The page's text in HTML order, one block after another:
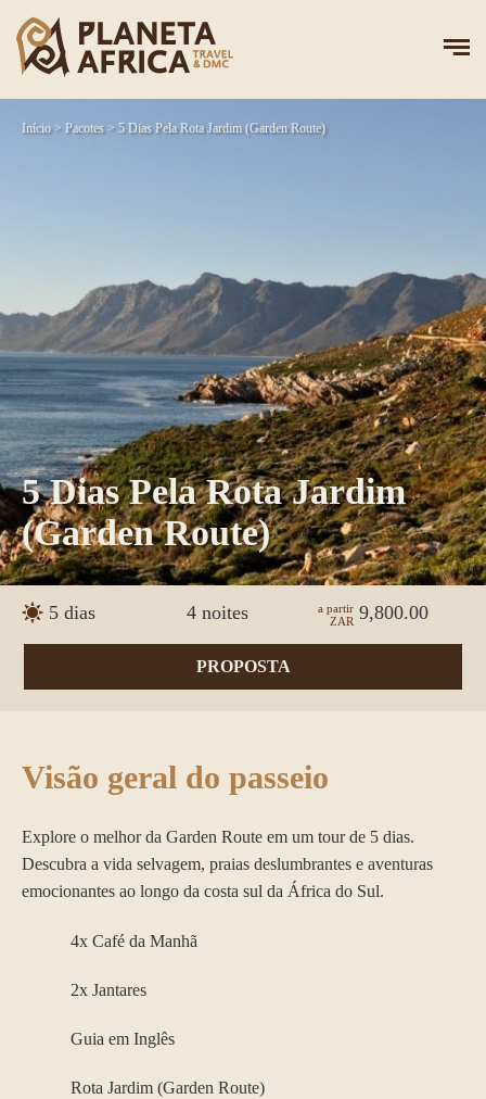
Início> Pacotes > 5 Dias Pela Rota Jardim (Garden Route)
5 Dias Pela Rota Jardim
(garden Route)
5 dias 4 noites
a partir
ZAR 9,800.00
PROPOSTA
Visão geral do passeio
Explore o melhor da Garden Route em um tour de 5 dias.
Descubra a vida selvagem, praias deslumbrantes e aventuras
emocionantes ao longo da costa sul da África do Sul.
4x Café da Manhã
2x Jantares
Guia em Inglês
Rota Jardim (Garden Route)